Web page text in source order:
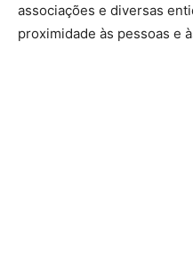
associações e diversas
proximidade às pessoas e